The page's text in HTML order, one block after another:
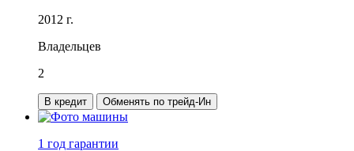
2012 г.
Владельцев
2
В кредит Обменять по трейд-Ин
1 год гарантии